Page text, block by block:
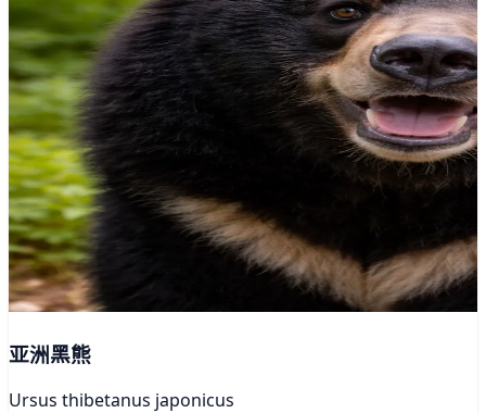
亚洲黑熊
Ursus thibetanus japonicus